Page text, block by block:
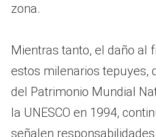
zona.
Mientras tanto, el daño al
estos milenarios tepuyes,
del Patrimonio Mundial
la UNESCO en 1994,
señalen